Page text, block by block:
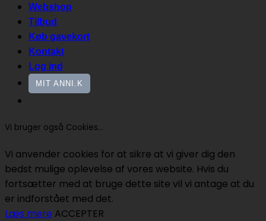
Webshop
Tilbud
Køb gavekort
Kontakt
Log ind
MIT ANNI.K
Vi bruger også Cookies...
Vi anvender cookies for at sikre at vi giver dig den
bedst mulige oplevelse af vores website. Hvis du
fortsætter med at bruge dette site vil vi antage at du
er indforstået med det.
Læs mere ACCEPTER